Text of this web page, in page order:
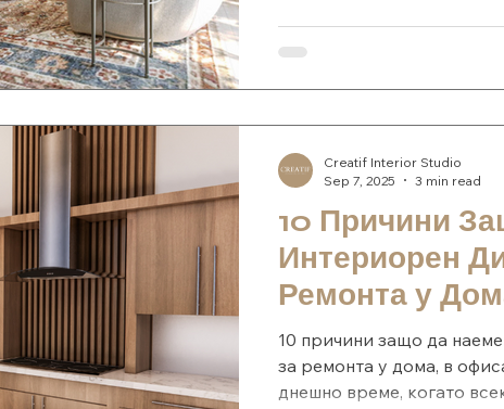
10 Причини
Интериорен
Ремонта у
или в
10 причини защо да
за ремонта у дома, в
днешно време, когато
Creatif Interior Studio
Sep 7, 2025
3 min read